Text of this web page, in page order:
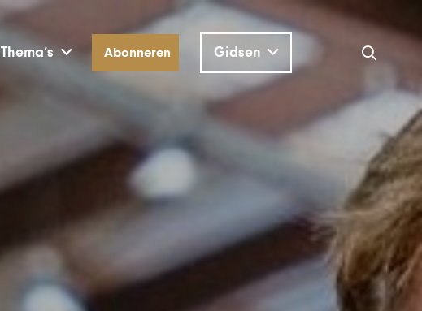
Thema’s Abonneren Gidsen